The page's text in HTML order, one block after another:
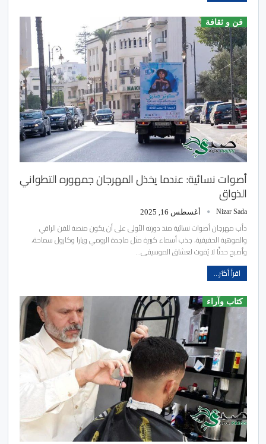
فن و ثقافة
أصوات نسائية: عندما يخذل المهرجان جمهوره التطواني
الذواق
Nizar Sada أغسطس 16, 2025
دأب مهرجان أصوات نسائية منذ دورته الأولى على أن يكون منصة للفن الراقي
والموهبة الحقيقية، جذب أسماء كبيرة مثل ماجدة الرومي ويارا وكارول سماحة،
وأصبح حدثًا لا يُفوت لعشاق الموسيقى…
اقرأ أكثر...
كتاب وآراء